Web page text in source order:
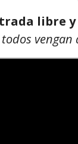
libre
vengan